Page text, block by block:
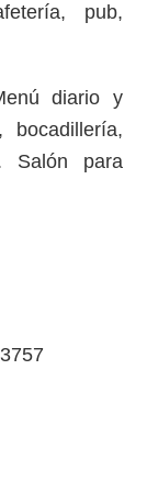
pub,
diario y
Salón para